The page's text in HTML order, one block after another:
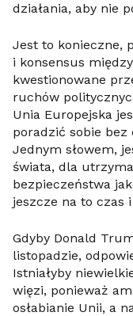
działania, aby nie
Jest to konieczne,
i konsensus
kwestionowane
ruchów
Unia Europejska
poradzić sobie bez
Jednym słowem,
świata, dla
bezpieczeństwa
jeszcze na to czas
Gdyby Donald
listopadzie,
Istniałyby
więzi, ponieważ
osłabianie Unii, a